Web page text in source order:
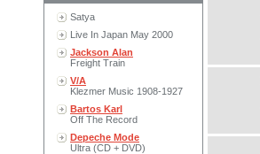
Satya
Live In Japan May 2000
Jackson Alan
Freight Train
V/A
Klezmer Music 1908-1927
Bartos Karl
Off The Record
Depeche Mode
Ultra (CD + DVD)